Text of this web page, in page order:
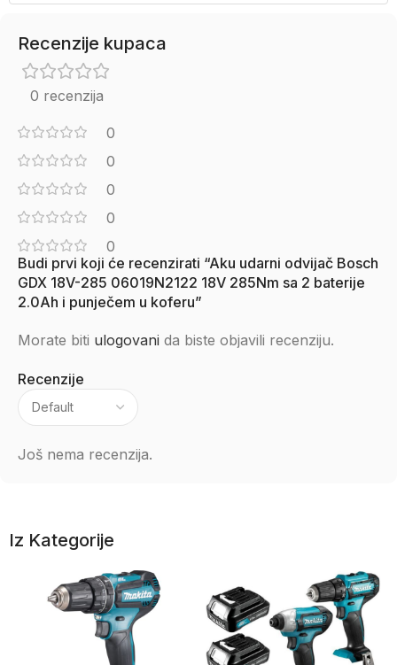
Recenzije kupaca
0 recenzija
0
0
0
0
0
Recenzije
Još nema recenzija.
Budi prvi koji će recenzirati “Aku udarni odvijač Bosch
GDX 18V-285 06019N2122 18V 285Nm sa 2 baterije
2.0Ah i punječem u koferu”
Morate biti ulogovani da biste objavili recenziju.
Iz Kategorije